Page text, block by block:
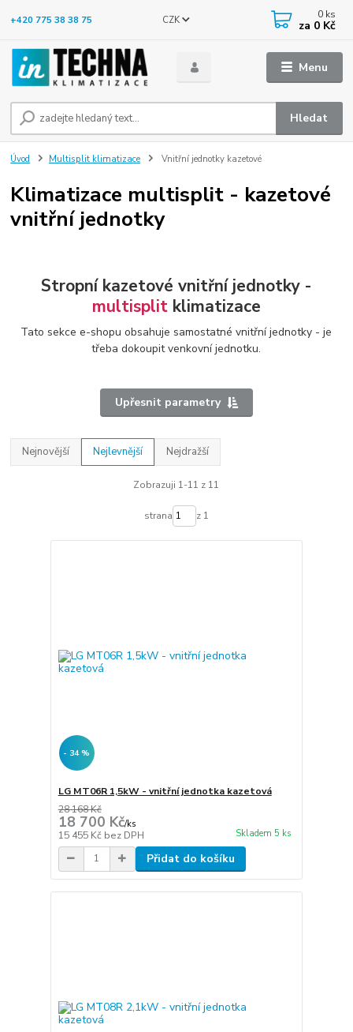
Menu
CZK
Hledat
+420 775 38 38 75 0 ks
za 0 Kč
Úvod Multisplit klimatizace Vnitřní jednotky kazetové
Klimatizace multisplit - kazetové
vnitřní jednotky
Stropní kazetové vnitřní jednotky -
multisplitklimatizace
Tato sekce e-shopu obsahuje samostatné vnitřní jednotky - je
třeba dokoupit venkovní jednotku.
Upřesnit parametry
Nejnovější Nejlevnější Nejdražší
Zobrazuji 1-11 z 11
strana z 1
- 34 %
LG MT06R 1,5kW - vnitřní jednotka kazetová
28 168 Kč
18 700 Kč/ks
15 455 Kč bez DPH Skladem 5 ks
Přidat do košíku